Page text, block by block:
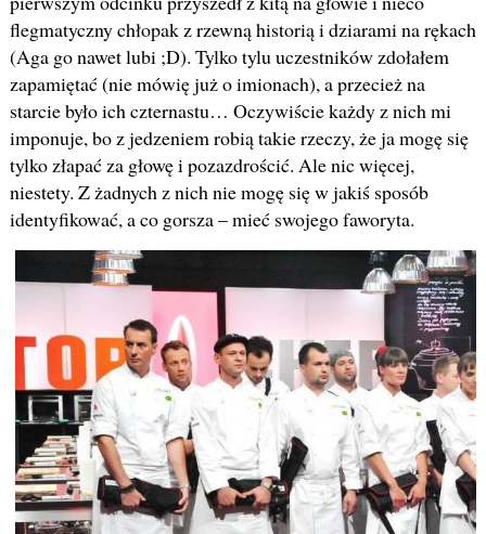
flegmatyczny chłopak z rzewną historią i dziarami na rękach
(Aga go nawet lubi ;D). Tylko tylu uczestników zdołałem
zapamiętać (nie mówię już o imionach), a przecież na
starcie było ich czternastu… Oczywiście każdy z nich mi
imponuje, bo z jedzeniem robią takie rzeczy, że ja mogę się
tylko złapać za głowę i pozazdrościć. Ale nic więcej,
niestety. Z żadnych z nich nie mogę się w jakiś sposób
identyfikować, a co gorsza – mieć swojego faworyta.